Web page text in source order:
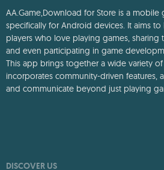
AA.Game,Download for Store is a
specifically for Android devices. It aims
players who love playing games, sharing
and even participating in game
This app brings together a wide variety
incorporates community-driven features,
and communicate beyond just playing
DISCOVER US